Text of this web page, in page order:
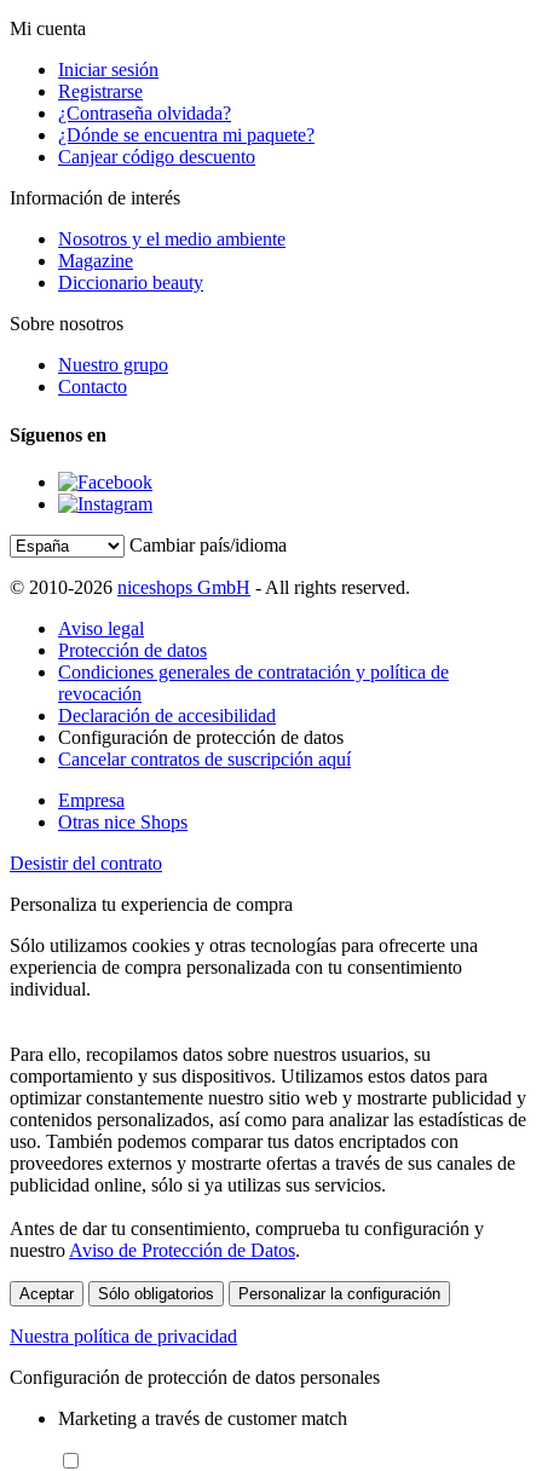
Mi cuenta
Iniciar sesión
Registrarse
¿Contraseña olvidada?
¿Dónde se encuentra mi paquete?
Canjear código descuento
Información de interés
Nosotros y el medio ambiente
Magazine
Diccionario beauty
Sobre nosotros
Nuestro grupo
Contacto
Síguenos en
Cambiar país/idioma
© 2010-2026 niceshops GmbH - All rights reserved.
Aviso legal
Protección de datos
Condiciones generales de contratación y política de
revocación
Declaración de accesibilidad
Configuración de protección de datos
Cancelar contratos de suscripción aquí
Empresa
Otras nice Shops
Desistir del contrato
Personaliza tu experiencia de compra
Sólo utilizamos cookies y otras tecnologías para ofrecerte una
experiencia de compra personalizada con tu consentimiento
individual.
Para ello, recopilamos datos sobre nuestros usuarios, su
comportamiento y sus dispositivos. Utilizamos estos datos para
optimizar constantemente nuestro sitio web y mostrarte publicidad y
contenidos personalizados, así como para analizar las estadísticas de
uso. También podemos comparar tus datos encriptados con
proveedores externos y mostrarte ofertas a través de sus canales de
publicidad online, sólo si ya utilizas sus servicios.
Antes de dar tu consentimiento, comprueba tu configuración y
nuestro Aviso de Protección de Datos.
Aceptar Sólo obligatorios Personalizar la configuración
Nuestra política de privacidad
Configuración de protección de datos personales
Marketing a través de customer match